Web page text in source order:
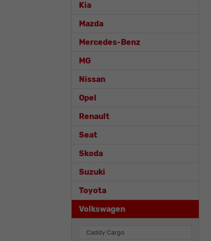
Kia
Mazda
Mercedes-Benz
MG
Nissan
Opel
Renault
Seat
Skoda
Suzuki
Toyota
Volkswagen
Caddy Cargo